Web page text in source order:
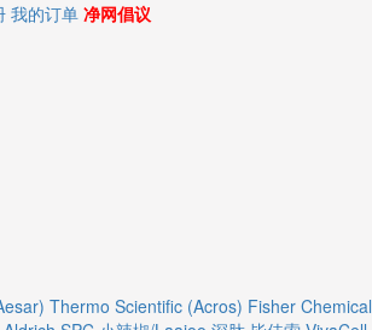
我的订单 净网倡议
Thermo Scientific (Acros) Fisher Chemical